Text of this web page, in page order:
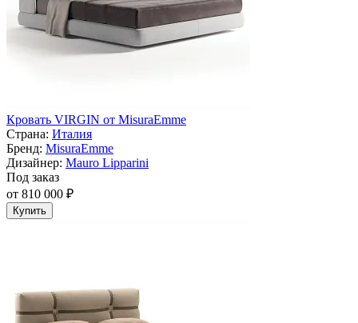
Кровать VIRGIN от MisuraEmme
Страна: Италия
Бренд: MisuraEmme
Дизайнер: Mauro Lipparini
Под заказ
от 810 000 ₽
Купить